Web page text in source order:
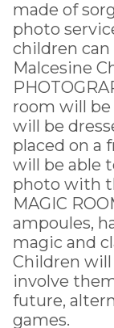
made of
photo
children
Malcesine
room will
will be
placed on a
will be able
photo with
MAGIC
ampoules,
magic and
Children
involve
future,
games.